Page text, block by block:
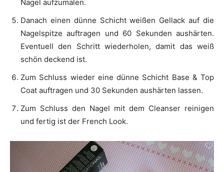
Nagel aufzumalen.
Danach einen dünne Schicht weißen Gellack auf die
Nagelspitze auftragen und 60 Sekunden aushärten.
Eventuell den Schritt wiederholen, damit das weiß
schön deckend ist.
Zum Schluss wieder eine dünne Schicht Base & Top
Coat auftragen und 30 Sekunden aushärten lassen.
Zum Schluss den Nagel mit dem Cleanser reinigen
und fertig ist der French Look.